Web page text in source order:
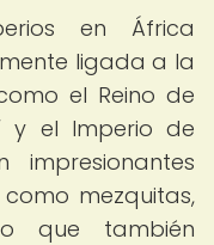
en África
ligada a la
el Reino de
y el Imperio de
impresionantes
mezquitas,
que también